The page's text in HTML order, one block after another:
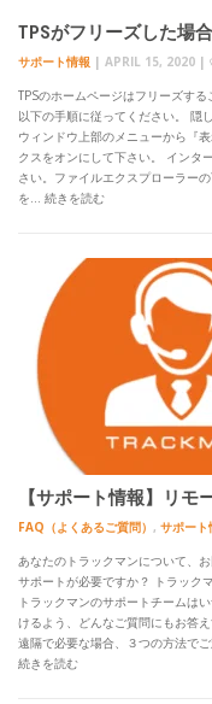
TPSがフリーズした場
サポート情報 | APRIL 15, 2020 |
TPSのホームページはフリーズする
以下の手順に従ってください。 隠
ウィンドウ上部のメニューから『
クスをオンにして下さい。 インタ
さい。ファイルエクスプローラー
を… 続きを読む
【サポート情報】リモ
FAQ（よくあるご質問） , サポート
あなたのトラックマンについて、
サポートが必要ですか？ トラック
トラックマンのサポートチームは
けるよう、どんなご質問にもお答
遠隔で必要な場合、３つの方法で
続きを読む